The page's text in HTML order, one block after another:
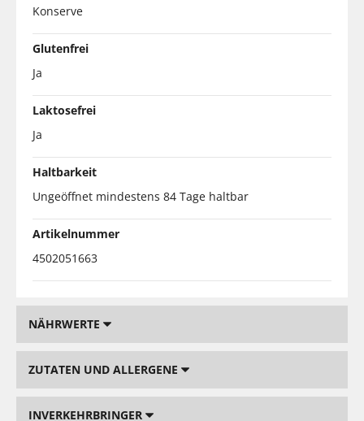
Konserve
Glutenfrei
Ja
Laktosefrei
Ja
Haltbarkeit
Ungeöffnet mindestens 84 Tage haltbar
Artikelnummer
4502051663
NÄHRWERTE
ZUTATEN UND ALLERGENE
INVERKEHRBRINGER